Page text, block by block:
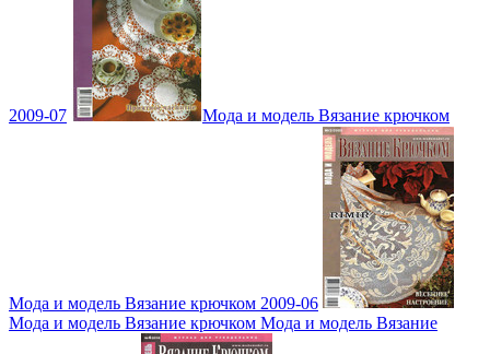
2009-07 Мода и модель Вязание крючком
Мода и модель Вязание крючком 2009-06
Мода и модель Вязание крючком Мода и модель Вязание